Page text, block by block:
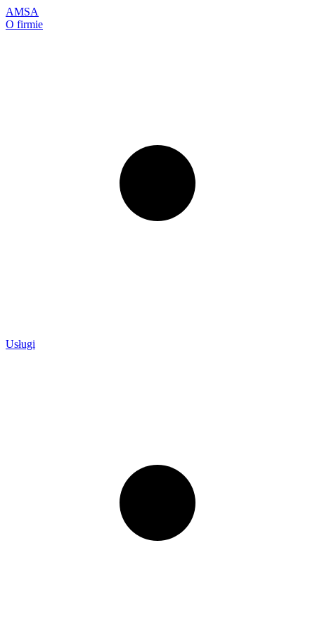
AMSA
O firmie
Usługi